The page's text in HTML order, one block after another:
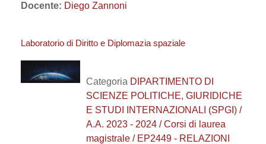
Docente: Diego Zannoni
Laboratorio di Diritto e Diplomazia spaziale
Categoria DIPARTIMENTO DI
SCIENZE POLITICHE, GIURIDICHE
E STUDI INTERNAZIONALI (SPGI) /
A.A. 2023 - 2024 / Corsi di laurea
magistrale / EP2449 - RELAZIONI